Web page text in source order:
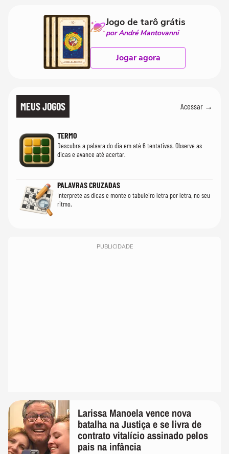
Jogo de tarô grátis
por André Mantovanni
Jogar agora
MEUS JOGOS Acessar →
TERMO
Descubra a palavra do dia em até 6 tentativas. Observe as
dicas e avance até acertar.
PALAVRAS CRUZADAS
Interprete as dicas e monte o tabuleiro letra por letra, no seu
ritmo.
PUBLICIDADE
Larissa Manoela vence nova
batalha na Justiça e se livra de
contrato vitalício assinado pelos
pais na infância